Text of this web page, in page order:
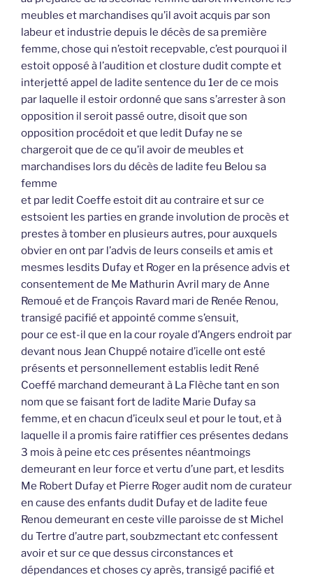
meubles et marchandises qu’il avoit acquis par son
labeur et industrie depuis le décès de sa première
femme, chose qui n’estoit recepvable, c’est pourquoi il
estoit opposé à l’audition et closture dudit compte et
interjetté appel de ladite sentence du 1er de ce mois
par laquelle il estoir ordonné que sans s’arrester à son
opposition il seroit passé outre, disoit que son
opposition procédoit et que ledit Dufay ne se
chargeroit que de ce qu’il avoir de meubles et
marchandises lors du décès de ladite feu Belou sa
femme
et par ledit Coeffe estoit dit au contraire et sur ce
estsoient les parties en grande involution de procès et
prestes à tomber en plusieurs autres, pour auxquels
obvier en ont par l’advis de leurs conseils et amis et
mesmes lesdits Dufay et Roger en la présence advis et
consentement de Me Mathurin Avril mary de Anne
Remoué et de François Ravard mari de Renée Renou,
transigé pacifié et appointé comme s’ensuit,
pour ce est-il que en la cour royale d’Angers endroit par
devant nous Jean Chuppé notaire d’icelle ont esté
présents et personnellement establis ledit René
Coeffé marchand demeurant à La Flèche tant en son
nom que se faisant fort de ladite Marie Dufay sa
femme, et en chacun d’iceulx seul et pour le tout, et à
laquelle il a promis faire ratiffier ces présentes dedans
3 mois à peine etc ces présentes néantmoings
demeurant en leur force et vertu d’une part, et lesdits
Me Robert Dufay et Pierre Roger audit nom de curateur
en cause des enfants dudit Dufay et de ladite feue
Renou demeurant en ceste ville paroisse de st Michel
du Tertre d’autre part, soubzmectant etc confessent
avoir et sur ce que dessus circonstances et
dépendances et choses cy après, transigé pacifié et